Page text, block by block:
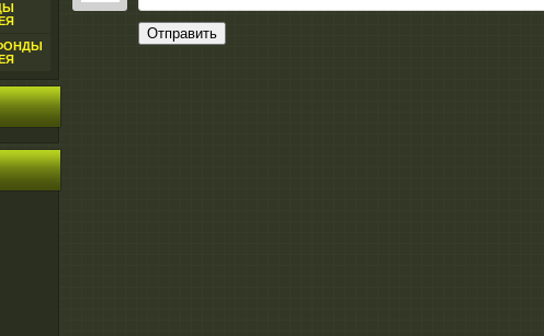
Отправить